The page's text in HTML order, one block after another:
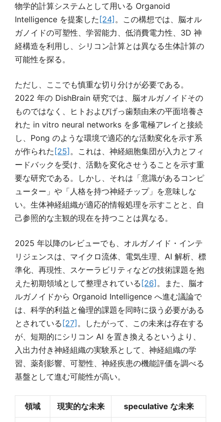
物学的計算システムとして用いる Organoid
Intelligence を提案した[24] 。この構想では、脳オル
ガノイドの可塑性、学習能力、低消費電力性、3D 神
経構造を利用し、シリコン計算とは異なる生体計算の
可能性を探る。
ただし、ここでも慎重な切り分けが必要である。
2022 年の DishBrain 研究では、脳オルガノイドその
ものではなく、ヒトおよびげっ歯類由来の平面培養さ
れた in vitro neural networks を多電極アレイと接続
し、Pong のような環境で適応的な活動変化を示す系
が作られた[25] 。これは、神経細胞集団が入力とフィ
ードバックを受け、活動を変化させうることを示す重
要な研究である。しかし、それは「意識があるコンピ
ューター」や「人格を持つ神経チップ」を意味しな
い。生体神経組織が適応的情報処理を示すことと、自
己参照的な主観的現在を持つことは異なる。
2025 年以降のレビューでも、オルガノイド・インテ
リジェンスは、マイクロ流体、電気生理、AI 解析、標
準化、再現性、スケーラビリティなどの技術課題を抱
えた初期領域として整理されている[26] 。また、脳オ
ルガノイドから Organoid Intelligence へ進む議論で
は、科学的利益と倫理的課題を同時に扱う必要がある
とされている[27] 。したがって、この未来は存在する
が、短期的にシリコン AI を置き換えるというより、
入出力付き神経組織の実験系として、神経組織の学
習、薬剤影響、可塑性、神経疾患の機能評価を調べる
基盤として進む可能性が高い。
領域 現実的な未来 speculative な未来